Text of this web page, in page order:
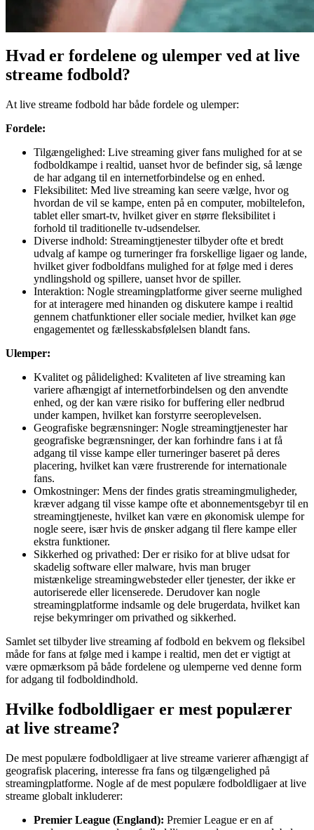
Hvad er fordelene og ulemper ved at live
streame fodbold?
At live streame fodbold har både fordele og ulemper:
Fordele:
Tilgængelighed: Live streaming giver fans mulighed for at se
fodboldkampe i realtid, uanset hvor de befinder sig, så længe
de har adgang til en internetforbindelse og en enhed.
Fleksibilitet: Med live streaming kan seere vælge, hvor og
hvordan de vil se kampe, enten på en computer, mobiltelefon,
tablet eller smart-tv, hvilket giver en større fleksibilitet i
forhold til traditionelle tv-udsendelser.
Diverse indhold: Streamingtjenester tilbyder ofte et bredt
udvalg af kampe og turneringer fra forskellige ligaer og lande,
hvilket giver fodboldfans mulighed for at følge med i deres
yndlingshold og spillere, uanset hvor de spiller.
Interaktion: Nogle streamingplatforme giver seerne mulighed
for at interagere med hinanden og diskutere kampe i realtid
gennem chatfunktioner eller sociale medier, hvilket kan øge
engagementet og fællesskabsfølelsen blandt fans.
Ulemper:
Kvalitet og pålidelighed: Kvaliteten af live streaming kan
variere afhængigt af internetforbindelsen og den anvendte
enhed, og der kan være risiko for buffering eller nedbrud
under kampen, hvilket kan forstyrre seeroplevelsen.
Geografiske begrænsninger: Nogle streamingtjenester har
geografiske begrænsninger, der kan forhindre fans i at få
adgang til visse kampe eller turneringer baseret på deres
placering, hvilket kan være frustrerende for internationale
fans.
Omkostninger: Mens der findes gratis streamingmuligheder,
kræver adgang til visse kampe ofte et abonnementsgebyr til en
streamingtjeneste, hvilket kan være en økonomisk ulempe for
nogle seere, især hvis de ønsker adgang til flere kampe eller
ekstra funktioner.
Sikkerhed og privathed: Der er risiko for at blive udsat for
skadelig software eller malware, hvis man bruger
mistænkelige streamingwebsteder eller tjenester, der ikke er
autoriserede eller licenserede. Derudover kan nogle
streamingplatforme indsamle og dele brugerdata, hvilket kan
rejse bekymringer om privathed og sikkerhed.
Samlet set tilbyder live streaming af fodbold en bekvem og fleksibel
måde for fans at følge med i kampe i realtid, men det er vigtigt at
være opmærksom på både fordelene og ulemperne ved denne form
for adgang til fodboldindhold.
Hvilke fodboldligaer er mest populærer
at live streame?
De mest populære fodboldligaer at live streame varierer afhængigt af
geografisk placering, interesse fra fans og tilgængelighed på
streamingplatforme. Nogle af de mest populære fodboldligaer at live
streame globalt inkluderer:
Premier League (England): Premier League er en af